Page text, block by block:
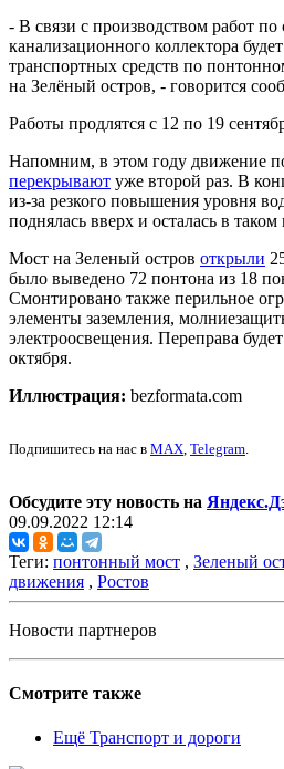
- В связи с производством работ по
канализационного коллектора
транспортных средств по
на Зелёный остров, - говорится
Работы продлятся с 12 по 19
Напомним, в этом году движение
перекрывают уже второй раз. В
из-за резкого повышения уровня
поднялась вверх и осталась в
Мост на Зеленый остров открыли
было выведено 72 понтона из 18
Смонтировано также перильное
элементы заземления,
электроосвещения. Переправа
октября.
Иллюстрация: bezformata.com
Подпишитесь на нас в MAX, Telegram.
Обсудите эту новость на
09.09.2022 12:14
Теги: понтонный мост , Зеленый
движения , Ростов
Новости партнеров
Смотрите также
Ещё Транспорт и дороги